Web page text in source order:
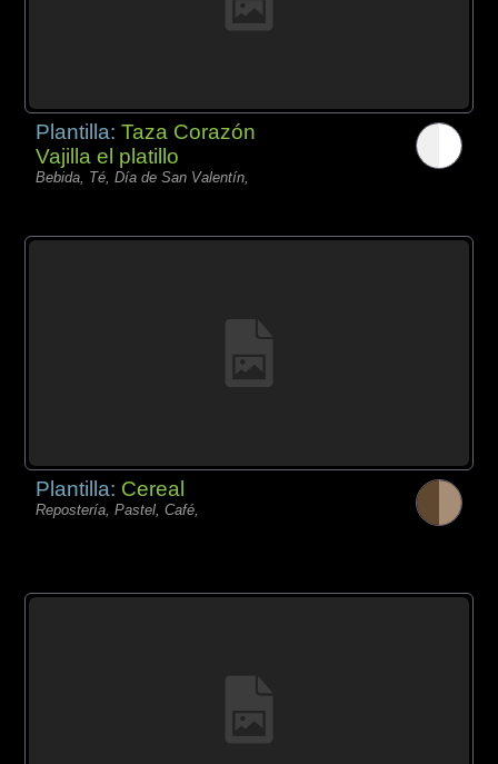
Plantilla:Taza Corazón
Vajilla el platillo
Bebida, Té, Día de San Valentín,
Plantilla: Cereal
Repostería, Pastel, Café,